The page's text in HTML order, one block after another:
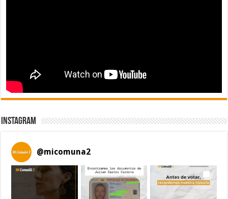
Instagram
@micomuna2